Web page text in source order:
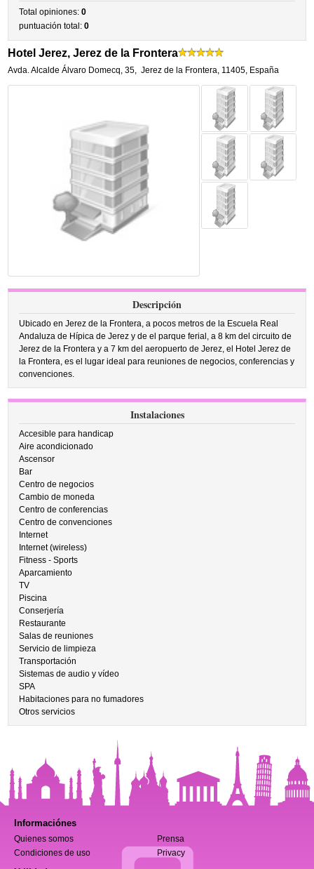
Total opiniones:0
puntuación total:0
Hotel Jerez, Jerez de la Frontera
Avda. Alcalde Álvaro Domecq, 35, Jerez de la Frontera, 11405, España
Descripción
Ubicado en Jerez de la Frontera, a pocos metros de la Escuela Real
Andaluza de Hípica de Jerez y de el parque ferial, a 8 km del circuito de
Jerez de la Frontera y a 7 km del aeropuerto de Jerez, el Hotel Jerez de
la Frontera, es el lugar ideal para reuniones de negocios, conferencias y
convenciones.
Instalaciones
Accesible para handicap
Aire acondicionado
Ascensor
Bar
Centro de negocios
Cambio de moneda
Centro de conferencias
Centro de convenciones
Internet
Internet (wireless)
Fitness - Sports
Aparcamiento
TV
Piscina
Conserjería
Restaurante
Salas de reuniones
Servicio de limpieza
Transportación
Sistemas de audio y vídeo
SPA
Habitaciones para no fumadores
Otros servicios
Informaciónes
Quienes somos
Prensa
Condiciones de uso
Privacy